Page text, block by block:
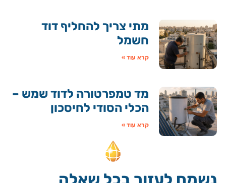
מתי צריך להחליף דוד
חשמל
קרא עוד »
מד טמפרטורה לדוד שמש –
הכלי הסודי לחיסכון
קרא עוד »